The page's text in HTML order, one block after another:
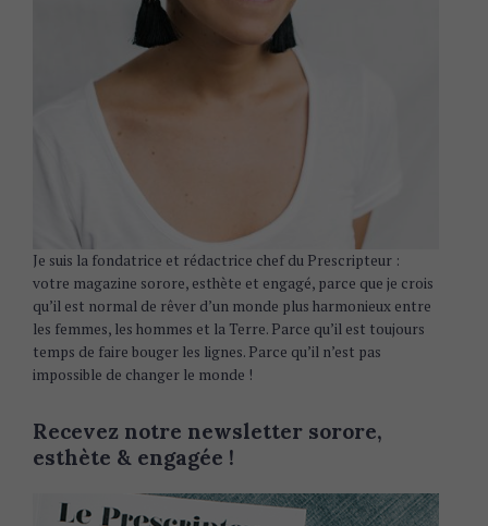
Je suis la fondatrice et rédactrice chef du Prescripteur :
votre magazine sorore, esthète et engagé, parce que je crois
qu’il est normal de rêver d’un monde plus harmonieux entre
les femmes, les hommes et la Terre. Parce qu’il est toujours
temps de faire bouger les lignes. Parce qu’il n’est pas
impossible de changer le monde !
Recevez notre newsletter sorore,
esthète & engagée !